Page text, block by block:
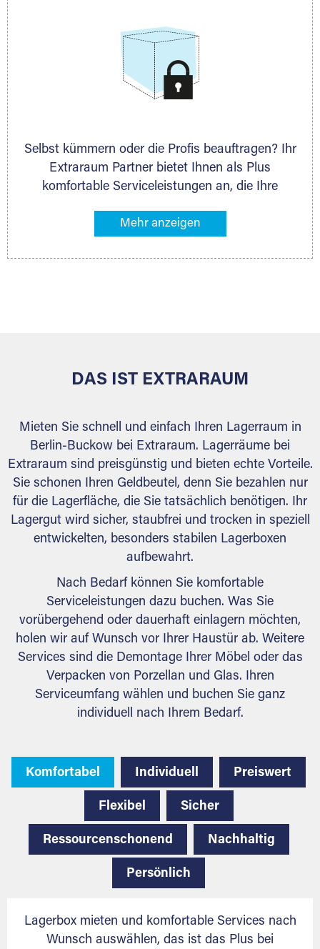
Selbst kümmern oder die Profis beauftragen? Ihr
Extraraum Partner bietet Ihnen als Plus
komfortable Serviceleistungen an, die Ihre
gehören z. B. Verpackungsservice, Lieferung von
Ihr Lagergut wird bei Ihrem Extraraum Partner
DAS IST EXTRARAUM
Mieten Sie schnell und einfach Ihren Lagerraum in
Berlin-Buckow bei Extraraum. Lagerräume bei
Extraraum sind preisgünstig und bieten echte Vorteile.
Sie schonen Ihren Geldbeutel, denn Sie bezahlen nur
für die Lagerfläche, die Sie tatsächlich benötigen. Ihr
Lagergut wird sicher, staubfrei und trocken in speziell
entwickelten, besonders stabilen Lagerboxen
aufbewahrt.
Nach Bedarf können Sie komfortable
Serviceleistungen dazu buchen. Was Sie
vorübergehend oder dauerhaft einlagern möchten,
holen wir auf Wunsch vor Ihrer Haustür ab. Weitere
Services sind die Demontage Ihrer Möbel oder das
Verpacken von Porzellan und Glas. Ihren
Serviceumfang wählen und buchen Sie ganz
individuell nach Ihrem Bedarf.
Komfortabel Individuell Preiswert
Flexibel Sicher
Ressourcenschonend Nachhaltig
Persönlich
Lagerbox mieten und komfortable Services nach
Wunsch auswählen, das ist das Plus bei